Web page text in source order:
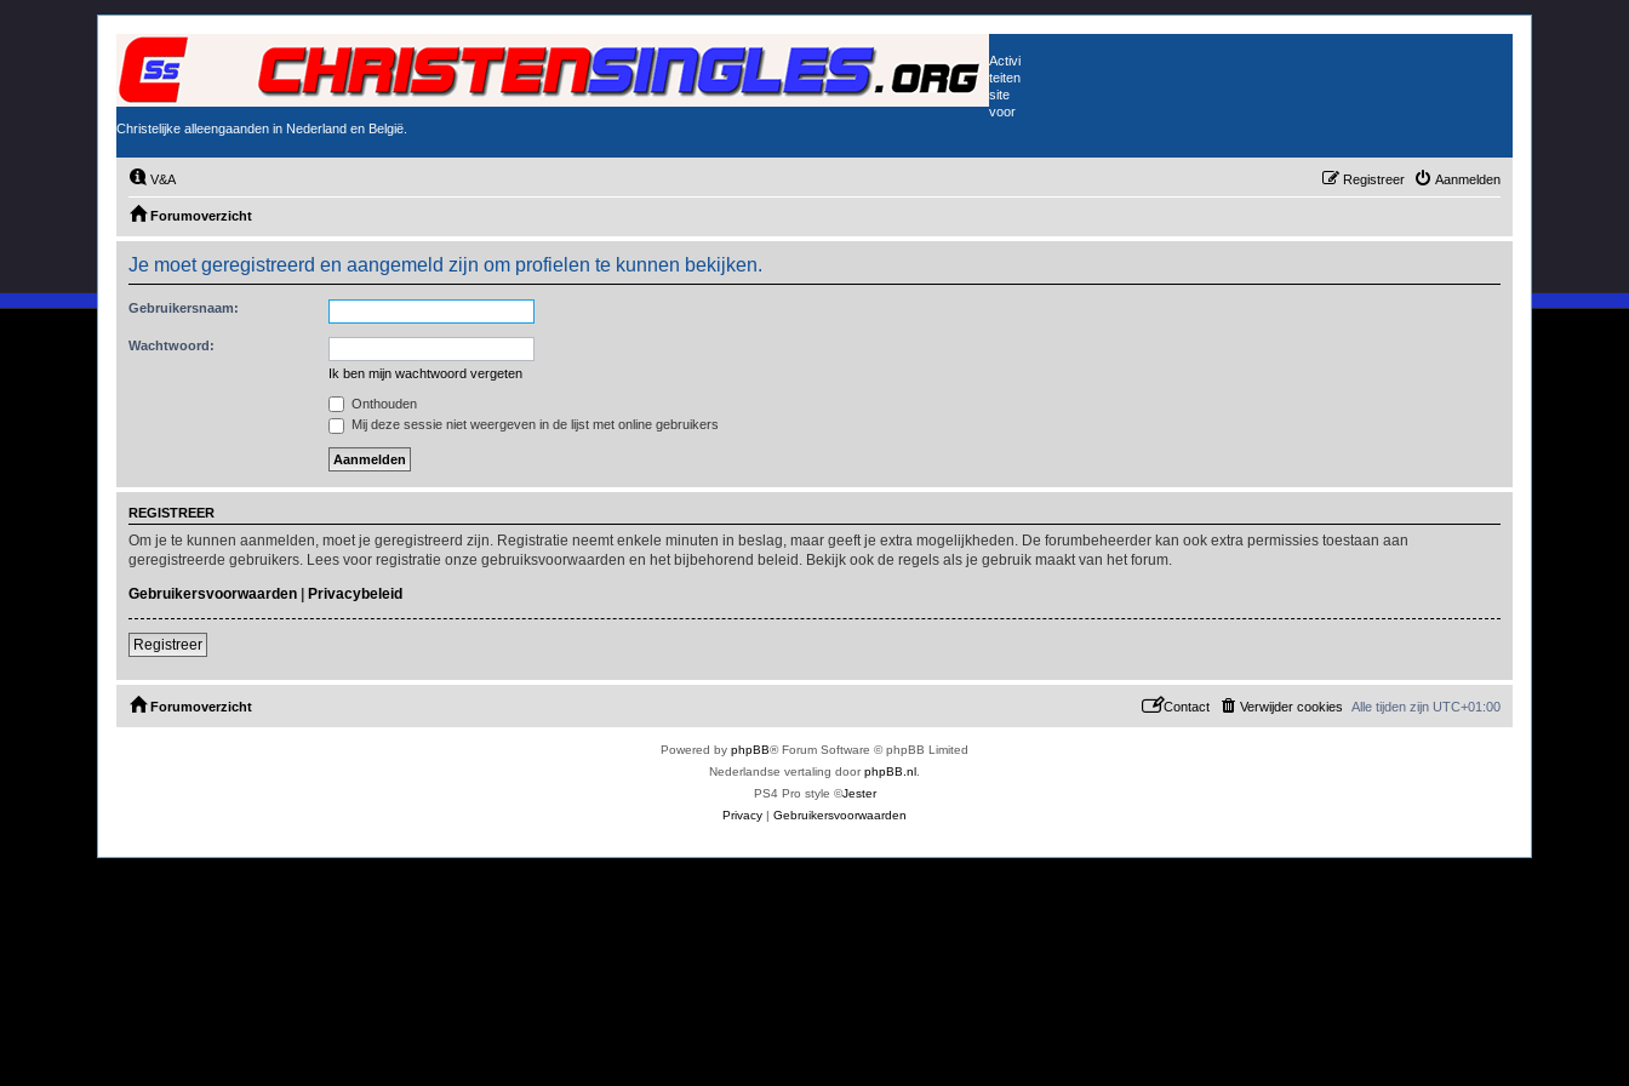
Activi
teiten
site
voor
Christelijke alleengaanden in Nederland en België.
V&A Aanmelden
Registreer
Forumoverzicht
Je moet geregistreerd en aangemeld zijn om profielen te kunnen bekijken.
Gebruikersnaam:
Wachtwoord:
Ik ben mijn wachtwoord vergeten
Onthouden
Mij deze sessie niet weergeven in de lijst met online gebruikers
REGISTREER
Om je te kunnen aanmelden, moet je geregistreerd zijn. Registratie neemt enkele minuten in beslag, maar geeft je extra mogelijkheden. De forumbeheerder kan ook extra permissies toestaan aan
geregistreerde gebruikers. Lees voor registratie onze gebruiksvoorwaarden en het bijbehorend beleid. Bekijk ook de regels als je gebruik maakt van het forum.
Gebruikersvoorwaarden
Privacybeleid
Registreer
Forumoverzicht Alle tijden zijn UTC+01:00
Verwijder cookies
Contact
Powered by phpBB® Forum Software © phpBB Limited
Nederlandse vertaling doorphpBB.nl.
PS4 Pro style ©Jester
Privacy | Gebruikersvoorwaarden